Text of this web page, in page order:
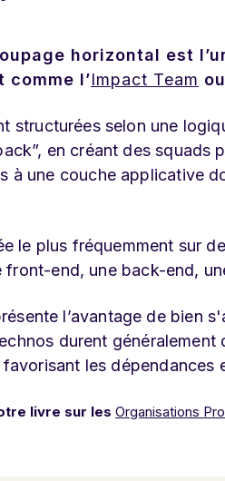
horizontal est
l’Impact Team
structurées selon une
en créant des
à une couche applicative
le plus fréquemment sur
front-end, une back-end,
l’avantage de bien
durent
les dépendances
livre sur les Organisations